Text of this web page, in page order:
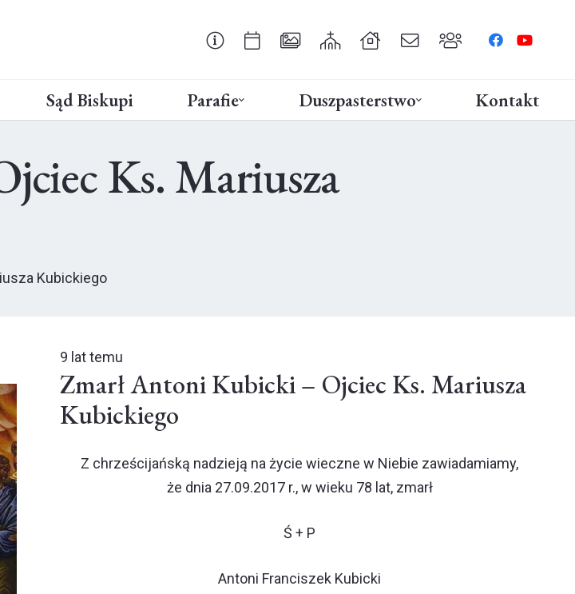
Sąd Biskupi Parafie Duszpasterstwo Kontakt
Ks. Mariusza
Kubickiego
9 lat temu
Zmarł Antoni Kubicki – Ojciec Ks. Mariusza
Kubickiego
Z chrześcijańską nadzieją na życie wieczne w Niebie zawiadamiamy,
że dnia 27.09.2017 r., w wieku 78 lat, zmarł
Ś + P
Antoni Franciszek Kubicki